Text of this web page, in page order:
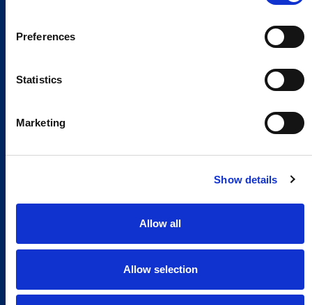
Preferences
Statistics
Marketing
Show details
Allow all
Allow selection